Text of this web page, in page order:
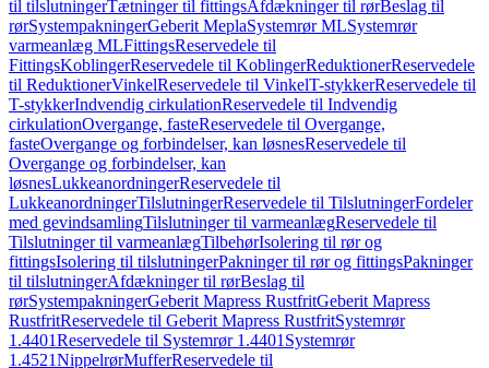
til tilslutningerTætninger til fittingsAfdækninger til rørBeslag til
rørSystempakningerGeberit MeplaSystemrør MLSystemrør
varmeanlæg MLFittingsReservedele til
FittingsKoblingerReservedele til KoblingerReduktionerReservedele
til ReduktionerVinkelReservedele til VinkelT-stykkerReservedele til
T-stykkerIndvendig cirkulationReservedele til Indvendig
cirkulationOvergange, fasteReservedele til Overgange,
fasteOvergange og forbindelser, kan løsnesReservedele til
Overgange og forbindelser, kan
løsnesLukkeanordningerReservedele til
LukkeanordningerTilslutningerReservedele til TilslutningerFordeler
med gevindsamlingTilslutninger til varmeanlægReservedele til
Tilslutninger til varmeanlægTilbehørIsolering til rør og
fittingsIsolering til tilslutningerPakninger til rør og fittingsPakninger
til tilslutningerAfdækninger til rørBeslag til
rørSystempakningerGeberit Mapress RustfritGeberit Mapress
RustfritReservedele til Geberit Mapress RustfritSystemrør
1.4401Reservedele til Systemrør 1.4401 Systemrør
1.4521NippelrørMufferReservedele til